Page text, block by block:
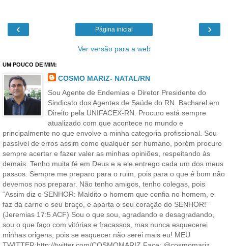
‹ ›
Página inicial
Ver versão para a web
UM POUCO DE MIM:
COSMO MARIZ- NATAL/RN
Sou Agente de Endemias e Diretor Presidente do
Sindicato dos Agentes de Saúde do RN. Bacharel em
Direito pela UNIFACEX-RN. Procuro está sempre
atualizado com que acontece no mundo e
principalmente no que envolve a minha categoria profissional. Sou
passível de erros assim como qualquer ser humano, porém procuro
sempre acertar e fazer valer as minhas opiniões, respeitando às
demais. Tenho muita fé em Deus e a ele entrego cada um dos meus
passos. Sempre me preparo para o ruim, pois para o que é bom não
devemos nos preparar. Não tenho amigos, tenho colegas, pois
“Assim diz o SENHOR: Maldito o homem que confia no homem, e
faz da carne o seu braço, e aparta o seu coração do SENHOR!”
(Jeremias 17:5 ACF) Sou o que sou, agradando e desagradando,
sou o que faço com vitórias e fracassos, mas nunca esquecerei
minhas origens, pois se esquecer não serei mais eu! MEU